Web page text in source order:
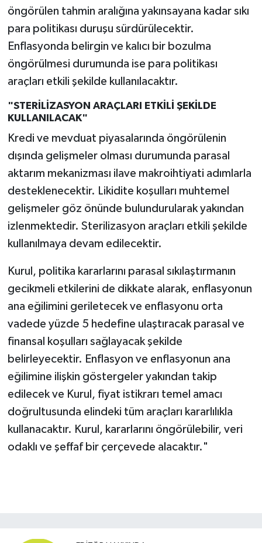
öngörülen tahmin aralığına yakınsayana kadar sıkı
para politikası duruşu sürdürülecektir.
Enflasyonda belirgin ve kalıcı bir bozulma
öngörülmesi durumunda ise para politikası
araçları etkili şekilde kullanılacaktır.
"STERİLİZASYON ARAÇLARI ETKİLİ ŞEKİLDE
KULLANILACAK"
Kredi ve mevduat piyasalarında öngörülenin
dışında gelişmeler olması durumunda parasal
aktarım mekanizması ilave makroihtiyati adımlarla
desteklenecektir. Likidite koşulları muhtemel
gelişmeler göz önünde bulundurularak yakından
izlenmektedir. Sterilizasyon araçları etkili şekilde
kullanılmaya devam edilecektir.
Kurul, politika kararlarını parasal sıkılaştırmanın
gecikmeli etkilerini de dikkate alarak, enflasyonun
ana eğilimini geriletecek ve enflasyonu orta
vadede yüzde 5 hedefine ulaştıracak parasal ve
finansal koşulları sağlayacak şekilde
belirleyecektir. Enflasyon ve enflasyonun ana
eğilimine ilişkin göstergeler yakından takip
edilecek ve Kurul, fiyat istikrarı temel amacı
doğrultusunda elindeki tüm araçları kararlılıkla
kullanacaktır. Kurul, kararlarını öngörülebilir, veri
odaklı ve şeffaf bir çerçevede alacaktır."